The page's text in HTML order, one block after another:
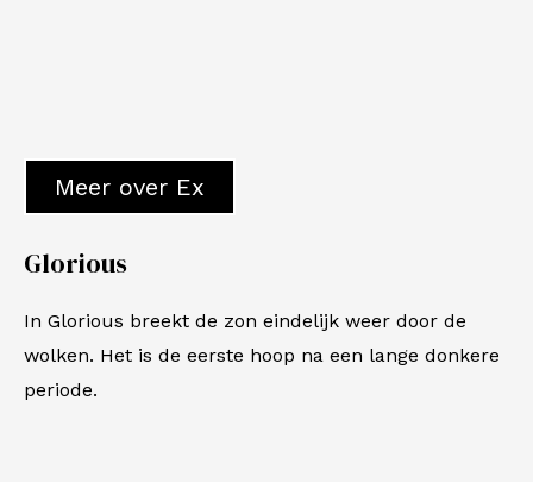
Meer over Ex
Glorious
In Glorious breekt de zon eindelijk weer door de
wolken. Het is de eerste hoop na een lange donkere
periode.